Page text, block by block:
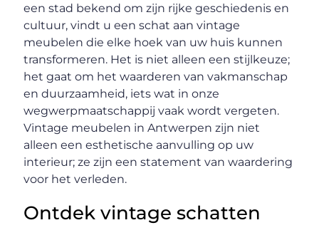
een stad bekend om zijn rijke geschiedenis en
cultuur, vindt u een schat aan vintage
meubelen die elke hoek van uw huis kunnen
transformeren. Het is niet alleen een stijlkeuze;
het gaat om het waarderen van vakmanschap
en duurzaamheid, iets wat in onze
wegwerpmaatschappij vaak wordt vergeten.
Vintage meubelen in Antwerpen zijn niet
alleen een esthetische aanvulling op uw
interieur; ze zijn een statement van waardering
voor het verleden.
Ontdek vintage schatten